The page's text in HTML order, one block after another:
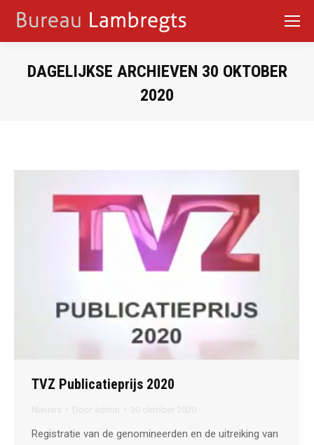
DAGELIJKSE ARCHIEVEN 30 OKTOBER
2020
TVZ Publicatieprijs 2020
Registratie van de genomineerden en de uitreiking van